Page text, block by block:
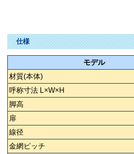
仕様
モデル
材質(本体)
呼称寸法 L×W×H
脚高
扉
線径
金網ピッチ